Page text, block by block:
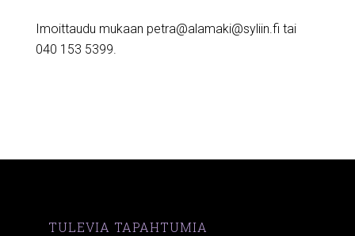
Imoittaudu mukaan petra@alamaki@syliin.fi tai
040 153 5399.
TULEVIA TAPAHTUMIA